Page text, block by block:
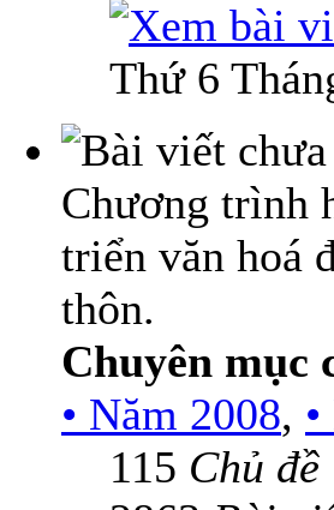
Thứ 6
Chương trình
triển văn hoá
thôn.
Chuyên mục
• Năm 2008,
115 Chủ đề